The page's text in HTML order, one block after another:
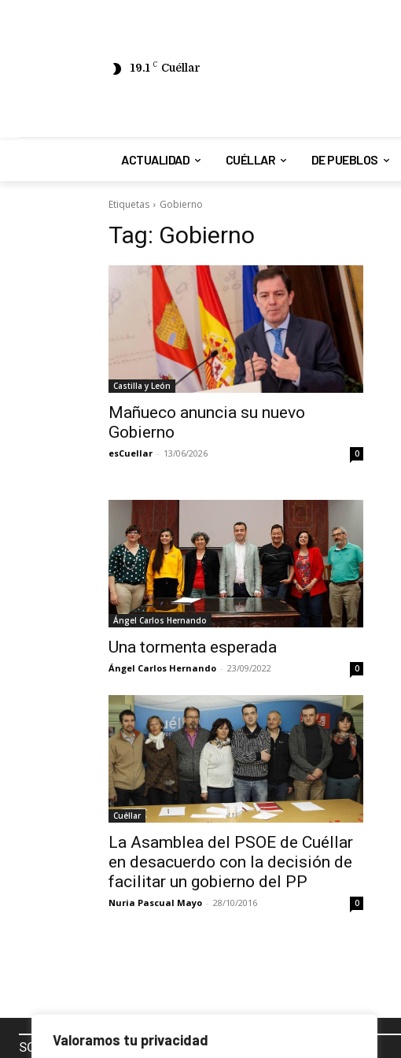
Valoramos tu privacidad
19.1 C Cuéllar
ACTUALIDAD CUÉLLAR DE PUEBLOS
Etiquetas Gobierno
Tag: Gobierno
Castilla y León
Mañueco anuncia su nuevo
Gobierno
esCuellar - 13/06/2026 0
Ángel Carlos Hernando
Una tormenta esperada
Ángel Carlos Hernando - 23/09/2022 0
Cuéllar
La Asamblea del PSOE de Cuéllar
en desacuerdo con la decisión de
facilitar un gobierno del PP
Nuria Pascual Mayo - 28/10/2016 0
SOBRE NOSOTROS